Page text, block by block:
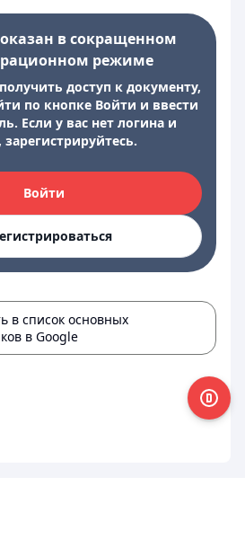
в сокращенном
режиме
доступ к документу,
по кнопке Войти и ввести
Если у вас нет логина и
зарегистрируйтесь.
Войти
в список основных
в Google